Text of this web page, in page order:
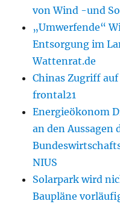
von Wind -und
„Umwerfende“
Entsorgung im
Wattenrat.de
Chinas Zugriff auf
frontal21
Energieökonom
an den Aussagen
NIUS
Solarpark wird
Baupläne